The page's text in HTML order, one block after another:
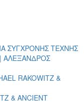
ΣΥΓΧΡΟΝΗΣ ΤΕΧΝΗΣ
ΑΛΕΞΑΝΔΡΟΣ
RAKOWITZ &
& ANCIENT